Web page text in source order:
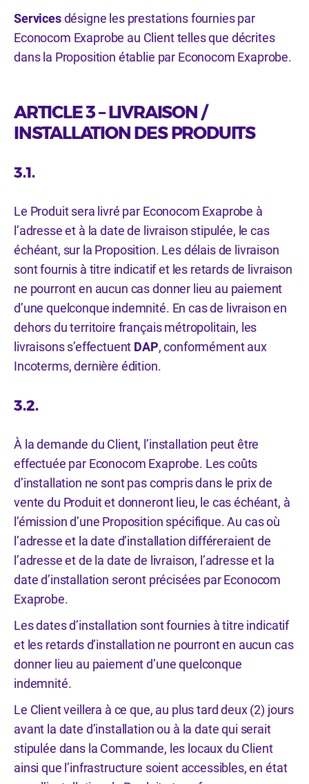
Servicesdésigne les prestations fournies par
Econocom Exaprobe au Client telles que décrites
dans la Proposition établie par Econocom Exaprobe.
ARTICLE 3 – LIVRAISON /
INSTALLATION DES PRODUITS
3.1.
Le Produit sera livré par Econocom Exaprobe à
l’adresse et à la date de livraison stipulée, le cas
échéant, sur la Proposition. Les délais de livraison
sont fournis à titre indicatif et les retards de livraison
ne pourront en aucun cas donner lieu au paiement
d’une quelconque indemnité. En cas de livraison en
dehors du territoire français métropolitain, les
livraisons s’effectuent DAP, conformément aux
Incoterms, dernière édition.
3.2.
À la demande du Client, l’installation peut être
effectuée par Econocom Exaprobe. Les coûts
d’installation ne sont pas compris dans le prix de
vente du Produit et donneront lieu, le cas échéant, à
l’émission d’une Proposition spécifique. Au cas où
l’adresse et la date d’installation différeraient de
l’adresse et de la date de livraison, l’adresse et la
date d’installation seront précisées par Econocom
Exaprobe.
Les dates d’installation sont fournies à titre indicatif
et les retards d’installation ne pourront en aucun cas
donner lieu au paiement d’une quelconque
indemnité.
Le Client veillera à ce que, au plus tard deux (2) jours
avant la date d’installation ou à la date qui serait
stipulée dans la Commande, les locaux du Client
ainsi que l’infrastructure soient accessibles, en état